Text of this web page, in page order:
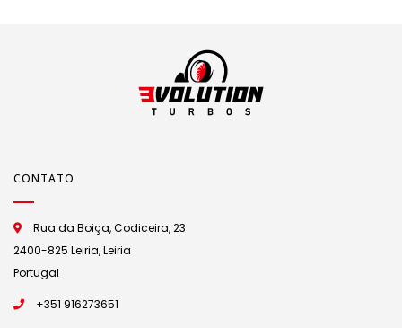
CONTATO
Rua da Boiça, Codiceira, 23
2400-825 Leiria, Leiria
Portugal
+351 916273651